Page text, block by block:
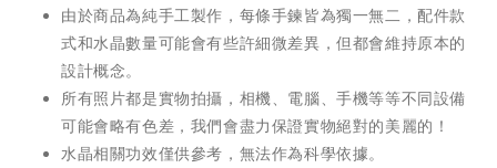
由於商品為純手工製作，每條手鍊皆為獨一無二，配件款
式和水晶數量可能會有些許細微差異，但都會維持原本的
設計概念。
所有照片都是實物拍攝，相機、電腦、手機等等不同設備
可能會略有色差，我們會盡力保證實物絕對的美麗的！
水晶相關功效僅供參考，無法作為科學依據。